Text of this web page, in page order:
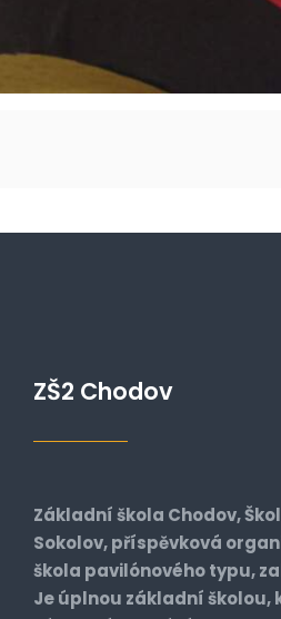
ZŠ2 Chodov
Základní škola Chodov,
Sokolov, příspěvková
škola pavilónového typu,
Je úplnou základní školou,